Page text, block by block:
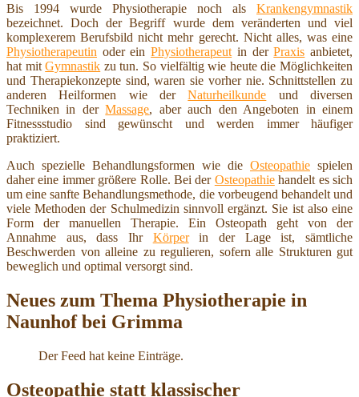
Bis 1994 wurde Physiotherapie noch als Krankengymnastik
bezeichnet. Doch der Begriff wurde dem veränderten und viel
komplexerem Berufsbild nicht mehr gerecht. Nicht alles, was eine
Physiotherapeutin oder einPhysiotherapeut in derPraxis anbietet,
hat mitGymnastik zu tun. So vielfältig wie heute die Möglichkeiten
und Therapiekonzepte sind, waren sie vorher nie. Schnittstellen zu
anderen Heilformen wie derNaturheilkunde und diversen
Techniken in derMassage, aber auch den Angeboten in einem
Fitnessstudio sind gewünscht und werden immer häufiger
praktiziert.
Auch spezielle Behandlungsformen wie die Osteopathie spielen
daher eine immer größere Rolle. Bei der Osteopathiehandelt es sich
um eine sanfte Behandlungsmethode, die vorbeugend behandelt und
viele Methoden der Schulmedizin sinnvoll ergänzt. Sie ist also eine
Form der manuellen Therapie. Ein Osteopath geht von der
Annahme aus, dass Ihr Körperin der Lage ist, sämtliche
Beschwerden von alleine zu regulieren, sofern alle Strukturen gut
beweglich und optimal versorgt sind.
Neues zum Thema Physiotherapie in
Naunhof bei Grimma
Der Feed hat keine Einträge.
Osteopathie statt klassischer